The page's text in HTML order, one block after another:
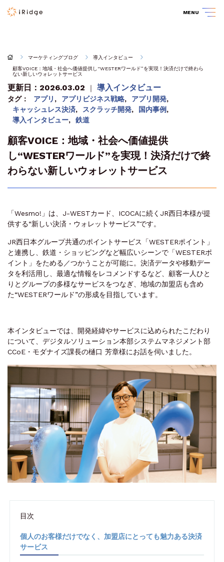
MENU
マーケティングブログ
導入インタビュー
顧客VOICE：地域・社会へ価値提供し“WESTERワールド”を実現！決済だけで終わら
ない新しいウォレットサービス
更新日：2026.03.02 ｜ 導入インタビュー
タグ： アプリ , アプリビジネス戦略, アプリ開発,
キャッシュレス決済, スクラッチ開発, 国内事例,
導入インタビュー, 鉄道
顧客VOICE：地域・社会へ価値提供
し“WESTERワールド”を実現！決済だけで終
わらない新しいウォレットサービス
「Wesmo!」は、J-WESTカード、ICOCAに続くJR西日本様が提
供する“新しい決済・ウォレットサービス”です。
JR西日本グループ共通のポイントサービス「WESTERポイント」
と連携し、鉄道・ショッピングなど幅広いシーンで「WESTERポ
イント」をためる／つかうことが可能に。決済データや移動デー
タを利活用し、最適な情報をレコメンドするなど、顧客一人ひと
りとグループの多様なサービスをつなぎ、地域の加盟店も含め
た“WESTERワールド”の形成を目指しています。
本インタビューでは、開発経緯やサービスに込められたこだわり
について、デジタルソリューション本部システムマネジメント部
CCoE・モダナイズ課長の樋口 芳章様にお話を伺いました。
目次
個人のお客様だけでなく、加盟店にとっても魅力ある決済
サービス